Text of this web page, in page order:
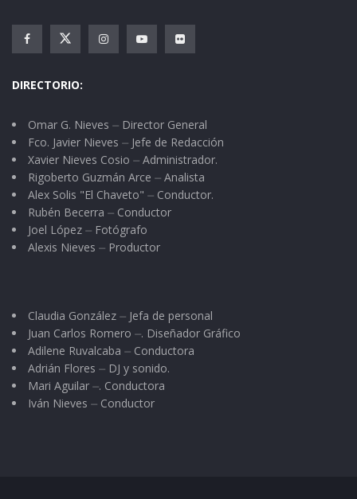
DIRECTORIO:
Omar G. Nieves ⏤ Director General
Fco. Javier Nieves ⏤ Jefe de Redacción
Xavier Nieves Cosio ⏤ Administrador.
Rigoberto Guzmán Arce ⏤ Analista
Alex Solis "El Chaveto" ⏤ Conductor.
Rubén Becerra ⏤ Conductor
Joel López ⏤ Fotógrafo
Alexis Nieves ⏤ Productor
Claudia González ⏤ Jefa de personal
Juan Carlos Romero ⏤. Diseñador Gráfico
Adilene Ruvalcaba ⏤ Conductora
Adrián Flores ⏤ DJ y sonido.
Mari Aguilar ⏤. Conductora
Iván Nieves ⏤ Conductor